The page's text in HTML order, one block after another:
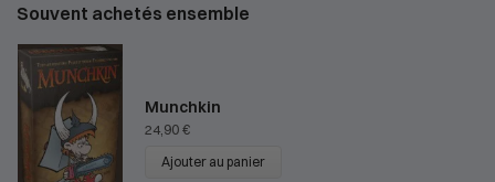
Souvent achetés ensemble
Munchkin
24,90€
Ajouter au panier